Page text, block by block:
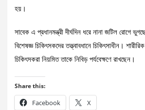
হয়।
সাবেক এ প্রধানমন্ত্রী দীর্ঘদিন ধরে নানা জটিল রোগে
বিশেষজ্ঞ চিকিৎসকদের তত্ত্বাবধানে চিকিৎসাধীন।
চিকিৎসকরা নিয়মিত তাকে নিবিড় পর্যবেক্ষণে রাখছেন।
Share this:
Facebook X